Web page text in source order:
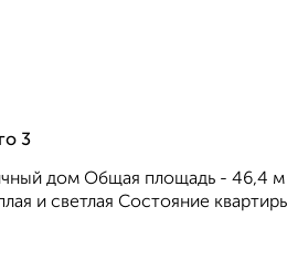
3
дом Общая площадь - 46,4
и светлая Состояние